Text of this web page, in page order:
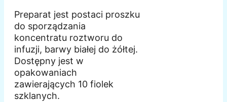
Preparat jest postaci proszku
do sporządzania
koncentratu roztworu do
infuzji, barwy białej do żółtej.
Dostępny jest w
opakowaniach
zawierających 10 fiolek
szklanych.